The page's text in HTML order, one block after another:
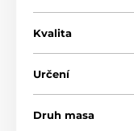
Kvalita
Určení
Druh masa